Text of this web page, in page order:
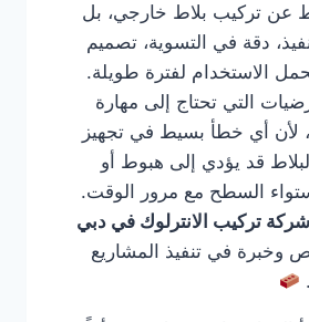
عن تركيب بلاط خارجي، بل
دقة في التسوية، تصميم
الاستخدام لفترة طويلة.
التي تحتاج إلى مهارة
لأن أي خطأ بسيط في تجهيز
قد يؤدي إلى هبوط أو
السطح مع مرور الوقت.
شركة تركيب الانترلوك في دبي
وخبرة في تنفيذ المشاريع